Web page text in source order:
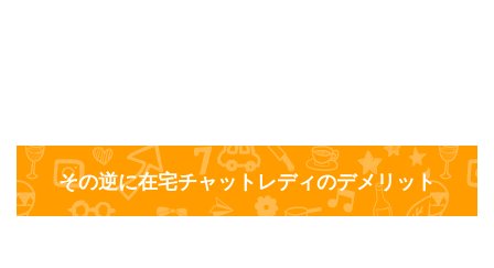
その逆に在宅チャットレディのデメリット